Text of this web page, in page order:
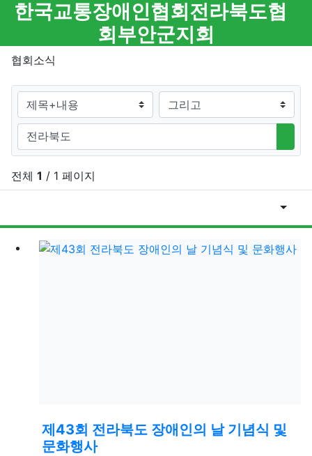
메뉴
한국교통장애인협회전라북도협
회부안군지회
협회소식
검색대상
검색어
검
전체 1 / 1 페이지
게시
제43회 전라북도 장애인의 날 기념식 및
문화행사